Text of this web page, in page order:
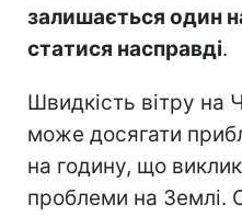
залишається один
статися насправді.
Швидкість вітру на
може досягати
на годину, що
проблеми на Землі.